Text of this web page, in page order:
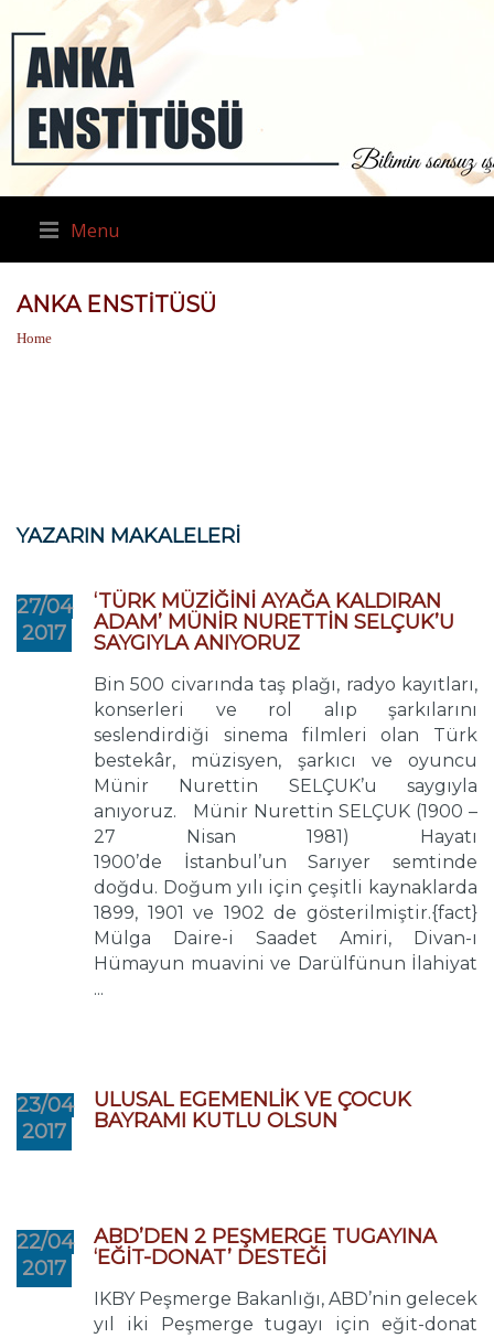
Menu
ANKA ENSTITÜSÜ
Home
YAZARIN MAKALELERİ
27/04
2017
‘TÜRK MÜZİĞİNİ AYAĞA KALDIRAN
ADAM’ MÜNİR NURETTİN SELÇUK’U
SAYGIYLA ANIYORUZ
Bin 500 civarında taş plağı, radyo kayıtları,
konserleri ve rol alıp şarkılarını
seslendirdiği sinema filmleri olan Türk
bestekâr, müzisyen, şarkıcı ve oyuncu
Münir Nurettin SELÇUK’u saygıyla
anıyoruz. Münir Nurettin SELÇUK (1900 –
27 Nisan 1981) Hayatı
1900’de İstanbul’un Sarıyer semtinde
doğdu. Doğum yılı için çeşitli kaynaklarda
1899, 1901 ve 1902 de gösterilmiştir.{fact}
Mülga Daire-i Saadet Amiri, Divan-ı
Hümayun muavini ve Darülfünun İlahiyat
...
23/04
2017
ULUSAL EGEMENLİK VE ÇOCUK
BAYRAMI KUTLU OLSUN
22/04
2017
ABD’DEN 2 PEŞMERGE TUGAYINA
‘EĞİT-DONAT’ DESTEĞİ
IKBY Peşmerge Bakanlığı, ABD’nin gelecek
yıl iki Peşmerge tugayı için eğit-donat